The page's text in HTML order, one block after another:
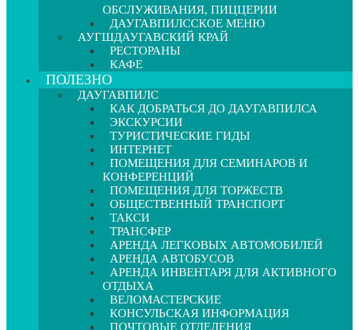
ОБСЛУЖИВАНИЯ, ПИЦЦЕРИИ
ДАУГАВПИЛССКОЕ МЕНЮ
АУГШДАУГАВСКИЙ КРАЙ
РЕСТОРАНЫ
КАФЕ
ПОЛЕЗНО
ДАУГАВПИЛС
КАК ДОБРАТЬСЯ ДО ДАУГАВПИЛСА
ЭКСКУРСИИ
ТУРИСТИЧЕСКИЕ ГИДЫ
ИНТЕРНЕТ
ПОМЕЩЕНИЯ ДЛЯ СЕМИНАРОВ И
КОНФЕРЕНЦИЙ
ПОМЕЩЕНИЯ ДЛЯ ТОРЖЕСТВ
ОБЩЕСТВЕННЫЙ ТРАНСПОРТ
ТАКСИ
ТРАНСФЕР
АРЕНДА ЛЕГКОВЫХ АВТОМОБИЛЕЙ
АРЕНДА АВТОБУСОВ
АРЕНДА ИНВЕНТАРЯ ДЛЯ АКТИВНОГО
ОТДЫХА
ВЕЛОМАСТЕРСКИЕ
КОНСУЛЬСКАЯ ИНФОРМАЦИЯ
ПОЧТОВЫЕ ОТДЕЛЕНИЯ